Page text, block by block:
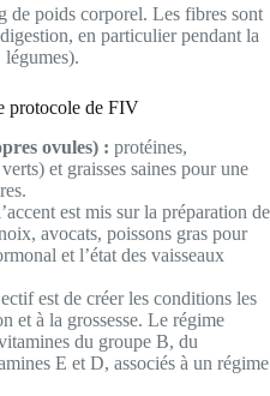
de poids corporel. Les fibres sont
en particulier pendant la
protocole de FIV
ovules) : protéines,
et graisses saines pour une
est mis sur la préparation de
avocats, poissons gras pour
et l’état des vaisseaux
est de créer les conditions les
et à la grossesse. Le régime
du groupe B, du
E et D, associés à un régime